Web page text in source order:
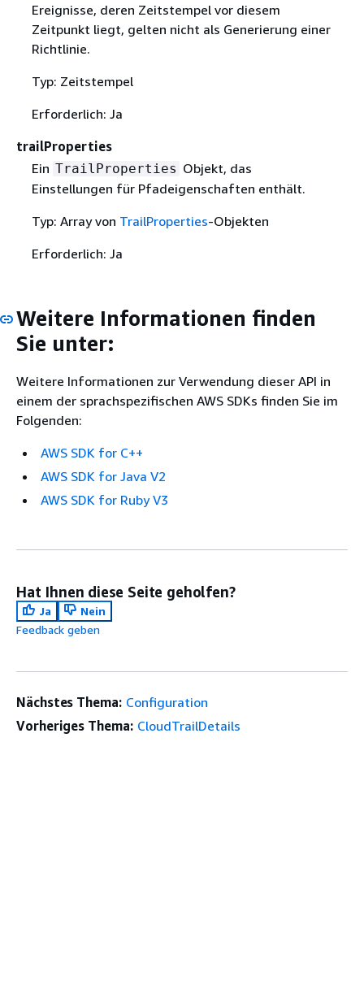
Ereignisse, deren Zeitstempel vor diesem
Zeitpunkt liegt, gelten nicht als Generierung einer
Richtlinie.
Typ: Zeitstempel
Erforderlich: Ja
trailProperties
Ein TrailProperties Objekt, das
Einstellungen für Pfadeigenschaften enthält.
Typ: Array von TrailProperties-Objekten
Erforderlich: Ja
Weitere Informationen finden
Sie unter:
Weitere Informationen zur Verwendung dieser API in
einem der sprachspezifischen AWS SDKs finden Sie im
Folgenden:
AWS SDK for C++
AWS SDK for Java V2
AWS SDK for Ruby V3
Hat Ihnen diese Seite geholfen?
Ja
Nein
Feedback geben
Nächstes Thema: Configuration
Vorheriges Thema: CloudTrailDetails